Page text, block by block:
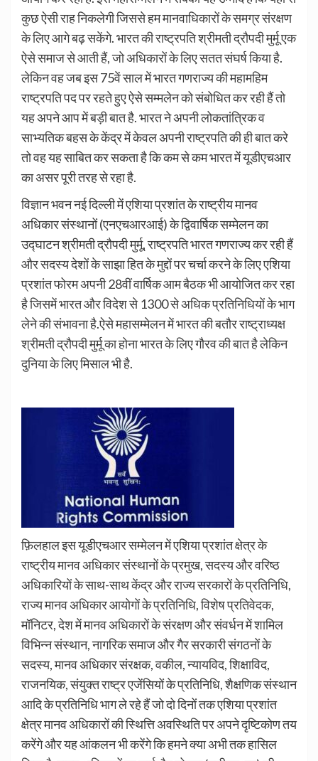
कुछ ऐसी राह निकलेगी जिससे हम मानवाधिकारों के समग्र संरक्षण
के लिए आगे बढ़ सकेंगे. भारत की राष्ट्रपति श्रीमती द्रौपदी मुर्मू एक
ऐसे समाज से आती हैं, जो अधिकारों के लिए सतत संघर्ष किया है.
लेकिन वह जब इस 75वें साल में भारत गणराज्य की महामहिम
राष्ट्रपति पद पर रहते हुए ऐसे सम्मलेन को संबोधित कर रही हैं तो
यह अपने आप में बड़ी बात है. भारत ने अपनी लोकतांत्रिक व
साभ्यतिक बहस के केंद्र में केवल अपनी राष्ट्रपति की ही बात करे
तो वह यह साबित कर सकता है कि कम से कम भारत में यूडीएचआर
का असर पूरी तरह से रहा है.
विज्ञान भवन नई दिल्ली में एशिया प्रशांत के राष्ट्रीय मानव
अधिकार संस्थानों (एनएचआरआई) के द्विवार्षिक सम्मेलन का
उद्घाटन श्रीमती द्रौपदी मुर्मू, राष्ट्रपति भारत गणराज्य कर रही हैं
और सदस्य देशों के साझा हित के मुद्दों पर चर्चा करने के लिए एशिया
प्रशांत फोरम अपनी 28वीं वार्षिक आम बैठक भी आयोजित कर रहा
है जिसमें भारत और विदेश से 1300 से अधिक प्रतिनिधियों के भाग
लेने की संभावना है.ऐसे महासम्मेलन में भारत की बतौर राष्ट्राध्यक्ष
श्रीमती द्रौपदी मुर्मू का होना भारत के लिए गौरव की बात है लेकिन
दुनिया के लिए मिसाल भी है.
फ़िलहाल इस यूडीएचआर सम्मेलन में एशिया प्रशांत क्षेत्र के
राष्ट्रीय मानव अधिकार संस्थानों के प्रमुख, सदस्य और वरिष्ठ
अधिकारियों के साथ-साथ केंद्र और राज्य सरकारों के प्रतिनिधि,
राज्य मानव अधिकार आयोगों के प्रतिनिधि, विशेष प्रतिवेदक,
मॉनिटर, देश में मानव अधिकारों के संरक्षण और संवर्धन में शामिल
विभिन्न संस्थान, नागरिक समाज और गैर सरकारी संगठनों के
सदस्य, मानव अधिकार संरक्षक, वकील, न्यायविद, शिक्षाविद,
राजनयिक, संयुक्त राष्ट्र एजेंसियों के प्रतिनिधि, शैक्षणिक संस्थान
आदि के प्रतिनिधि भाग ले रहे हैं जो दो दिनों तक एशिया प्रशांत
क्षेत्र मानव अधिकारों की स्थित्ति अवस्थिति पर अपने दृष्टिकोण तय
करेंगे और यह आंकलन भी करेंगे कि हमने क्या अभी तक हासिल